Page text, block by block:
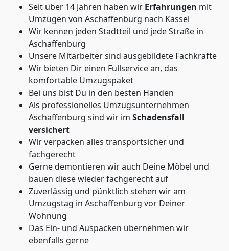
Seit über 14 Jahren haben wir Erfahrungen mit
Umzügen von Aschaffenburg nach Kassel
Wir kennen jeden Stadtteil und jede Straße in
Aschaffenburg
Unsere Mitarbeiter sind ausgebildete Fachkräfte
Wir bieten Dir einen Fullservice an, das
komfortable Umzugspaket
Bei uns bist Du in den besten Händen
Als professionelles Umzugsunternehmen
Aschaffenburg sind wir im Schadensfall
versichert
Wir verpacken alles transportsicher und
fachgerecht
Gerne demontieren wir auch Deine Möbel und
bauen diese wieder fachgerecht auf
Zuverlässig und pünktlich stehen wir am
Umzugstag in Aschaffenburg vor Deiner
Wohnung
Das Ein- und Auspacken übernehmen wir
ebenfalls gerne